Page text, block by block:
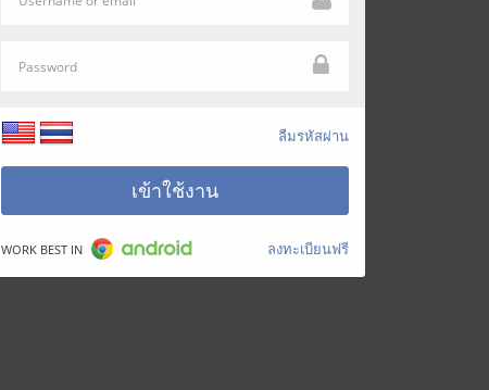
ลืมรหัสผ่าน
เข้าใช้งาน
WORK BEST IN ลงทะเบียนฟรี